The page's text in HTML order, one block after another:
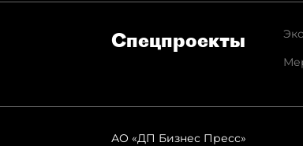
Спец­проекты
АО «ДП Бизнес Пресс»